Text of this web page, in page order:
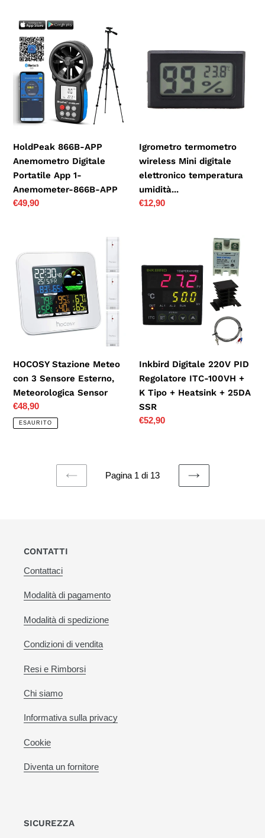
HoldPeak
866B-
APP
Anemometro
Digitale
Portatile
App
1-
866B-
APP
HoldPeak 866B-APP
Anemometro Digitale
Portatile App 1-
Anemometer-866B-APP
Prezzo
€49,90
wireless
digitale
elettronico
temperatura
Igrometro termometro
wireless Mini digitale
elettronico temperatura
umidità...
Prezzo
€12,90
Stazione
Meteo
con
Sensore
Esterno,
HOCOSY Stazione Meteo
con 3 Sensore Esterno,
Meteorologica Sensor
Prezzo
di
listino
€48,90
ESAURITO
220V
PID
Regolatore
ITC-
100VH
Tipo
+
Heatsink
+
25DA
Inkbird Digitale 220V PID
Regolatore ITC-100VH +
K Tipo + Heatsink + 25DA
SSR
Prezzo
€52,90
PAGINA
Pagina 1 di 13
PAGINA
CONTATTI
Contattaci
Modalità di pagamento
Modalità di spedizione
Condizioni di vendita
Resi e Rimborsi
Chi siamo
Informativa sulla privacy
Cookie
Diventa un fornitore
SICUREZZA